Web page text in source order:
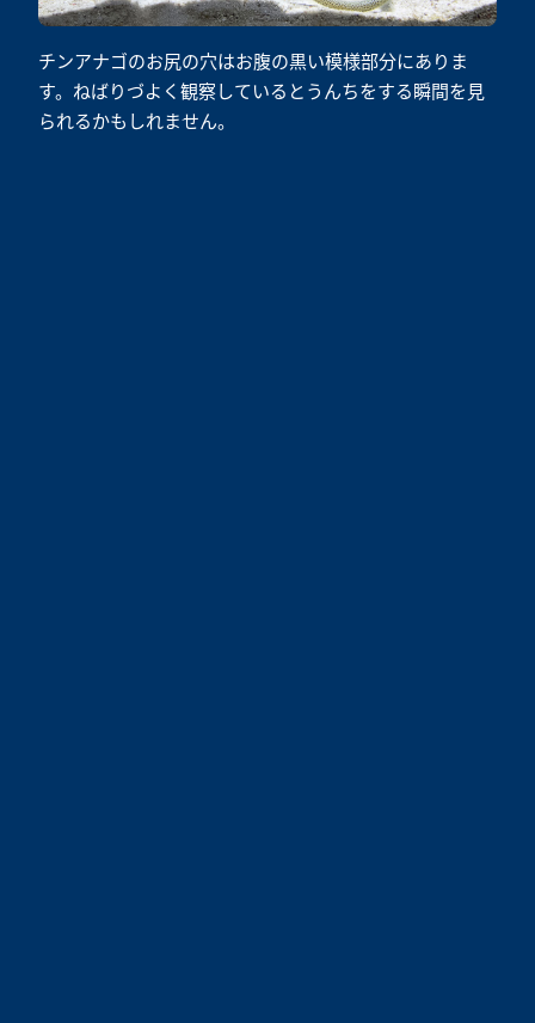
チンアナゴのお尻の穴はお腹の黒い模様部分にありま
す。ねばりづよく観察しているとうんちをする瞬間を見
られるかもしれません。